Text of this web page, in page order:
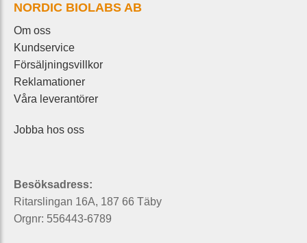
NORDIC BIOLABS AB
Om oss
Kundservice
Försäljningsvillkor
Reklamationer
Våra leverantörer
Jobba hos oss
Besöksadress:
Ritarslingan 16A, 187 66 Täby
Orgnr: 556443-6789